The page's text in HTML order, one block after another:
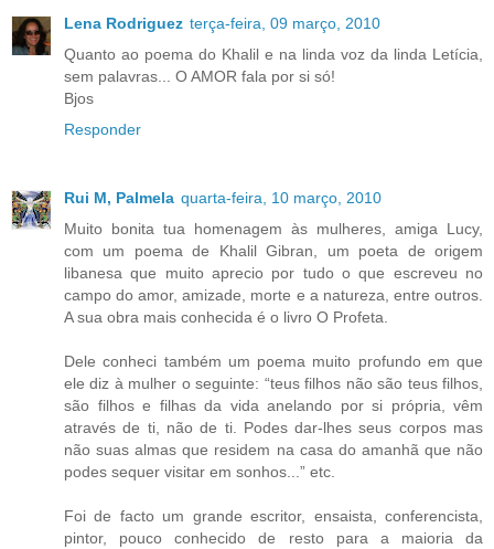
Lena Rodriguez terça-feira, 09 março, 2010
Quanto ao poema do Khalil e na linda voz da linda Letícia,
sem palavras... O AMOR fala por si só!
Bjos
Responder
Rui M, Palmela quarta-feira, 10 março, 2010
Muito bonita tua homenagem às mulheres, amiga Lucy,
com um poema de Khalil Gibran, um poeta de origem
libanesa que muito aprecio por tudo o que escreveu no
campo do amor, amizade, morte e a natureza, entre outros.
A sua obra mais conhecida é o livro O Profeta.
Dele conheci também um poema muito profundo em que
ele diz à mulher o seguinte: “teus filhos não são teus filhos,
são filhos e filhas da vida anelando por si própria, vêm
através de ti, não de ti. Podes dar-lhes seus corpos mas
não suas almas que residem na casa do amanhã que não
podes sequer visitar em sonhos...” etc.
Foi de facto um grande escritor, ensaista, conferencista,
pintor, pouco conhecido de resto para a maioria da